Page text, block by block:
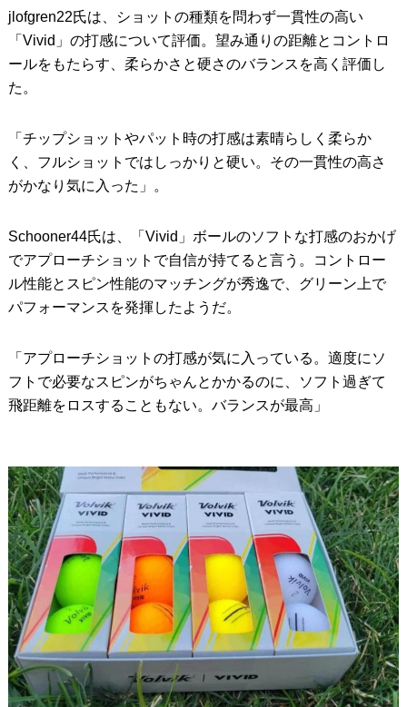
jlofgren22氏は、ショットの種類を問わず一貫性の高い
「Vivid」の打感について評価。望み通りの距離とコントロ
ールをもたらす、柔らかさと硬さのバランスを高く評価し
た。
「チップショットやパット時の打感は素晴らしく柔らか
く、フルショットではしっかりと硬い。その一貫性の高さ
がかなり気に入った」。
Schooner44氏は、「Vivid」ボールのソフトな打感のおかげ
でアプローチショットで自信が持てると言う。コントロー
ル性能とスピン性能のマッチングが秀逸で、グリーン上で
パフォーマンスを発揮したようだ。
「アプローチショットの打感が気に入っている。適度にソ
フトで必要なスピンがちゃんとかかるのに、ソフト過ぎて
飛距離をロスすることもない。バランスが最高」